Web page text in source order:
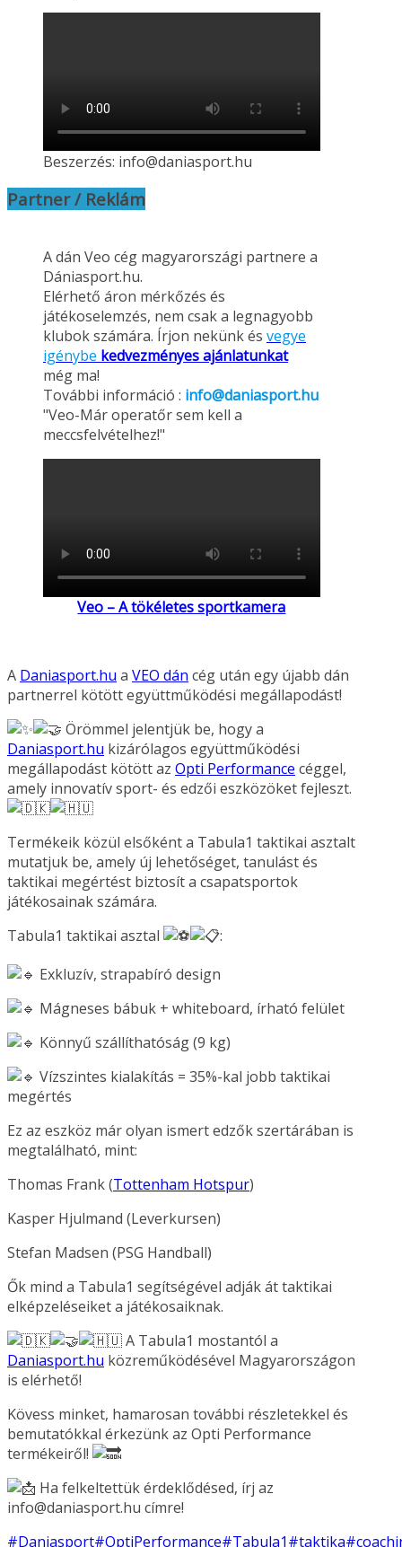
Beszerzés: info@daniasport.hu
Partner / Reklám
A dán Veo cég magyarországi partnere a
Dániasport.hu.
Elérhető áron mérkőzés és
játékoselemzés, nem csak a legnagyobb
klubok számára. Írjon nekünk és vegye
igénybe kedvezményes ajánlatunkat
még ma!
További információ : info@daniasport.hu
"Veo-Már operatőr sem kell a
meccsfelvételhez!"
Veo – A tökéletes sportkamera
A Daniasport.hu a VEO dán cég után egy újabb dán
partnerrel kötött együttműködési megállapodást!
Örömmel jelentjük be, hogy a
Daniasport.hu kizárólagos együttműködési
megállapodást kötött az Opti Performance céggel,
amely innovatív sport- és edzői eszközöket fejleszt.
Termékeik közül elsőként a Tabula1 taktikai asztalt
mutatjuk be, amely új lehetőséget, tanulást és
taktikai megértést biztosít a csapatsportok
játékosainak számára.
Tabula1 taktikai asztal
:
Exkluzív, strapabíró design
Mágneses bábuk + whiteboard, írható felület
Könnyű szállíthatóság (9 kg)
Vízszintes kialakítás = 35%-kal jobb taktikai
megértés
Ez az eszköz már olyan ismert edzők szertárában is
megtalálható, mint:
Thomas Frank (Tottenham Hotspur)
Kasper Hjulmand (Leverkursen)
Stefan Madsen (PSG Handball)
Ők mind a Tabula1 segítségével adják át taktikai
elképzeléseiket a játékosaiknak.
A Tabula1 mostantól a
Daniasport.hu közreműködésével Magyarországon
is elérhető!
Kövess minket, hamarosan további részletekkel és
bemutatókkal érkezünk az Opti Performance
termékeiről!
Ha felkeltettük érdeklődésed, írj az
info@daniasport.hu címre!
#Daniasport#OptiPerformance#Tabula1#taktika